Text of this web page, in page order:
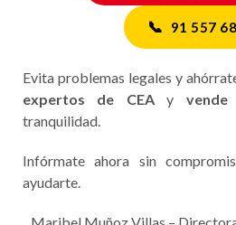
📞 91 557
Evita problemas legales y
expertos de CEAy
tranquilidad.
Infórmate ahora sin
ayudarte.
Maribel Muñoz Villas –